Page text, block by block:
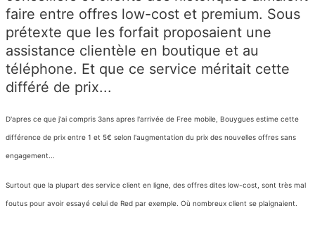
faire entre offres low-cost et premium. Sous
prétexte que les forfait proposaient une
assistance clientèle en boutique et au
téléphone. Et que ce service méritait cette
différé de prix...
D'apres ce que j'ai compris 3ans apres l'arrivée de Free mobile, Bouygues estime cette
différence de prix entre 1 et 5€ selon l'augmentation du prix des nouvelles offres sans
engagement...
Surtout que la plupart des service client en ligne, des offres dites low-cost, sont très mal
foutus pour avoir essayé celui de Red par exemple. Où nombreux client se plaignaient.